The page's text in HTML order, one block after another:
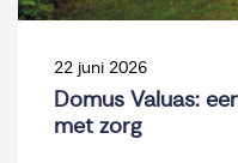
22 juni 2026
Domus Valuas:
met zorg